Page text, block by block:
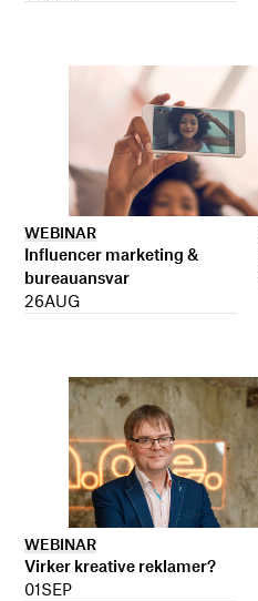
WEBINAR
Influencer marketing &
bureauansvar
26AUG
WEBINAR
Virker kreative reklamer?
01SEP